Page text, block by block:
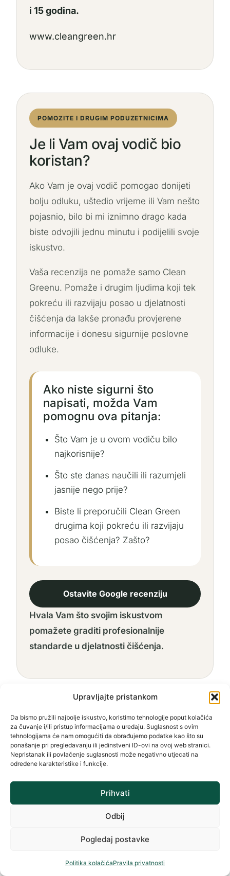
Upravljajte pristankom
Da bismo pružili najbolje iskustvo, koristimo tehnologije poput kolačića
za čuvanje i/ili pristup informacijama o uređaju. Suglasnost s ovim
tehnologijama će nam omogućiti da obrađujemo podatke kao što su
ponašanje pri pregledavanju ili jedinstveni ID-ovi na ovoj web stranici.
Nepristanak ili povlačenje suglasnosti može negativno utjecati na
određene karakteristike i funkcije.
Prihvati
Odbij
Pogledaj postavke
Politika kolačićaPravila privatnosti
i 15 godina.
www.cleangreen.hr
POMOZITE I DRUGIM PODUZETNICIMA
Je li Vam ovaj vodič bio
koristan?
Ako Vam je ovaj vodič pomogao donijeti
bolju odluku, uštedio vrijeme ili Vam nešto
pojasnio, bilo bi mi iznimno drago kada
biste odvojili jednu minutu i podijelili svoje
iskustvo.
Vaša recenzija ne pomaže samo Clean
Greenu. Pomaže i drugim ljudima koji tek
pokreću ili razvijaju posao u djelatnosti
čišćenja da lakše pronađu provjerene
informacije i donesu sigurnije poslovne
odluke.
Ako niste sigurni što
napisati, možda Vam
pomognu ova pitanja:
Što Vam je u ovom vodiču bilo
najkorisnije?
Što ste danas naučili ili razumjeli
jasnije nego prije?
Biste li preporučili Clean Green
drugima koji pokreću ili razvijaju
posao čišćenja? Zašto?
Ostavite Google recenziju
Hvala Vam što svojim iskustvom
pomažete graditi profesionalnije
standarde u djelatnosti čišćenja.
Povezani vodiči
Kako odrediti cijenu
usluga čišćenja?
cijenama, troškovima i